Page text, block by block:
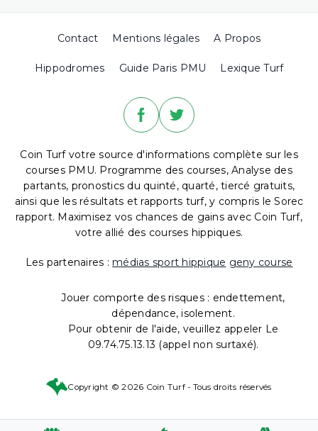
Contact Mentions légales A Propos
Hippodromes Guide Paris PMU Lexique Turf
Coin Turf votre source d'informations complète sur les
courses PMU. Programme des courses, Analyse des
partants, pronostics du quinté, quarté, tiercé gratuits,
ainsi que les résultats et rapports turf, y compris le Sorec
rapport. Maximisez vos chances de gains avec Coin Turf,
votre allié des courses hippiques.
Les partenaires : médias sport hippique geny course
Jouer comporte des risques : endettement,
dépendance, isolement.
Pour obtenir de l'aide, veuillez appeler Le
09.74.75.13.13 (appel non surtaxé).
Copyright © 2026 Coin Turf - Tous droits réservés